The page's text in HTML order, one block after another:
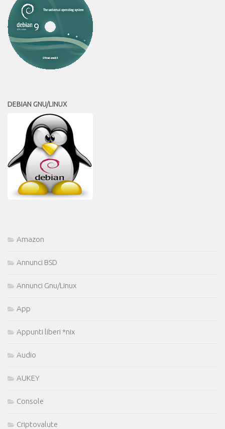
DEBIAN GNU/LINUX
Amazon
Annunci BSD
Annunci Gnu/Linux
App
Appunti liberi *nix
Audio
AUKEY
Console
Criptovalute